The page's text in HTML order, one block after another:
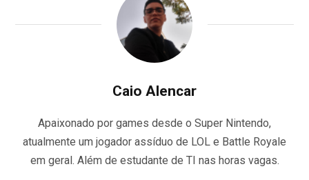
Caio Alencar
Apaixonado por games desde o Super Nintendo,
atualmente um jogador assíduo de LOL e Battle Royale
em geral. Além de estudante de TI nas horas vagas.